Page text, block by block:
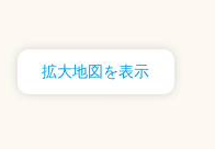
拡大地図を表示